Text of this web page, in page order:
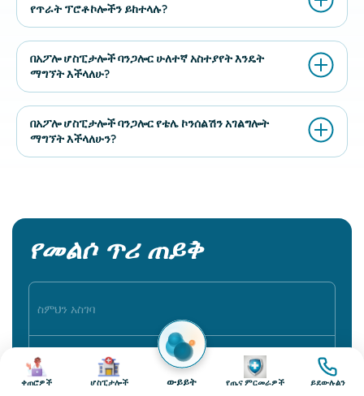
ምስል
ቀጠሮዎች
ምስል
ሆስፒታሎች ውይይት
ምስል
የጤና ምርመራዎች
ምስል
ይደውሉልን
የጥራት ፕሮቶኮሎችን ይከተላሉ?
በአፖሎ ሆስፒታሎች ባንጋሎር ሁለተኛ አስተያየት እንዴት
ማግኘት እችላለሁ?
በአፖሎ ሆስፒታሎች ባንጋሎር የቴሌ ኮንሰልሽን አገልግሎት
ማግኘት እችላለሁን?
የመልሶ ጥሪ ጠይቅ